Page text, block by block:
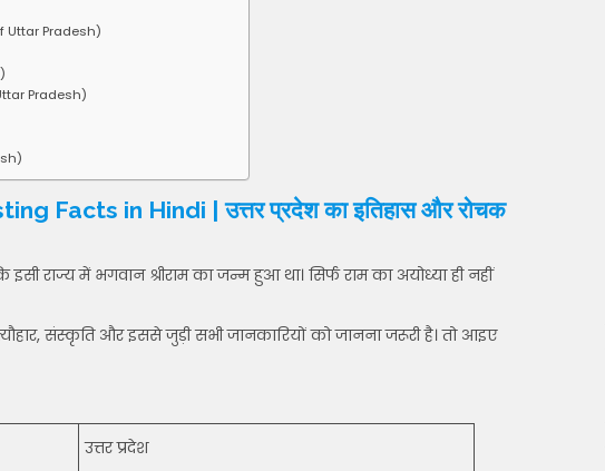
Uttar Pradesh)
Pradesh)
Facts in Hindi | उत्तर प्रदेश का इतिहास और रोचक
इसी राज्य में भगवान श्रीराम का जन्म हुआ था। सिर्फ राम का अयोध्या ही नहीं
संस्कृति और इससे जुड़ी सभी जानकारियों को जानना जरूरी है। तो आइए
उत्तर प्रदेश